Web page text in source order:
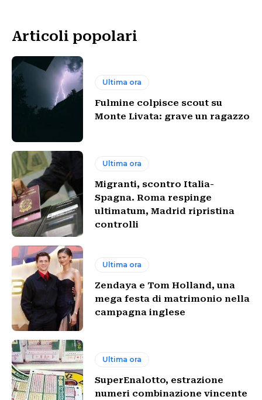
Articoli popolari
Ultima ora
Fulmine colpisce scout su
Monte Livata: grave un ragazzo
Ultima ora
Migranti, scontro Italia-
Spagna. Roma respinge
ultimatum, Madrid ripristina
controlli
Ultima ora
Zendaya e Tom Holland, una
mega festa di matrimonio nella
campagna inglese
Ultima ora
SuperEnalotto, estrazione
numeri combinazione vincente